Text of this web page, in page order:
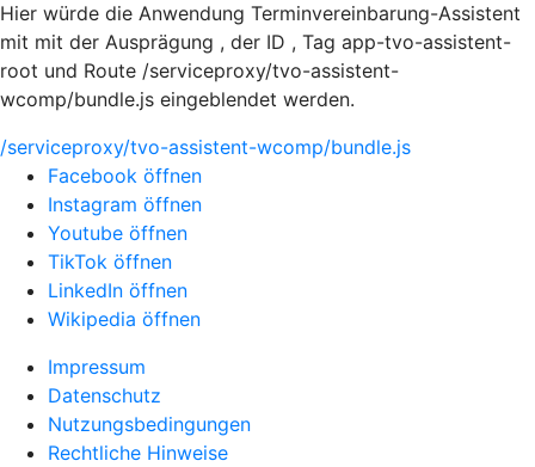
Hier würde die Anwendung Terminvereinbarung-Assistent
mit mit der Ausprägung , der ID , Tag app-tvo-assistent-
root und Route /serviceproxy/tvo-assistent-
wcomp/bundle.js eingeblendet werden.
/serviceproxy/tvo-assistent-wcomp/bundle.js
Facebook öffnen
Instagram öffnen
Youtube öffnen
TikTok öffnen
LinkedIn öffnen
Wikipedia öffnen
Impressum
Datenschutz
Nutzungsbedingungen
Rechtliche Hinweise